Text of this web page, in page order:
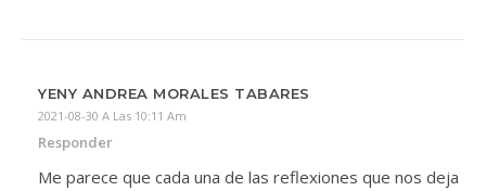
YENY ANDREA MORALES TABARES
2021-08-30 A Las 10:11 Am
Responder
Me parece que cada una de las reflexiones que nos deja